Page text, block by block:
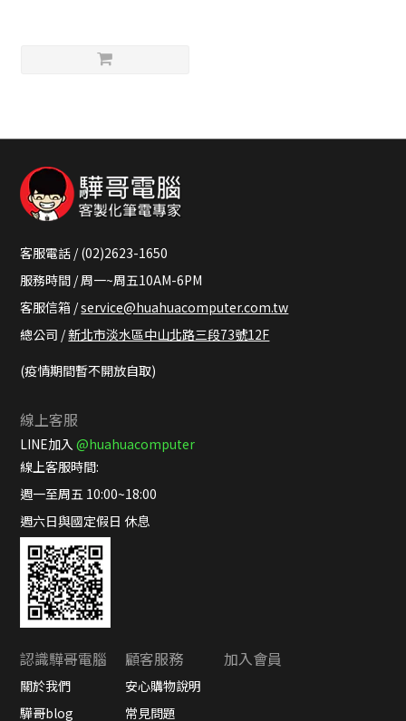
客服電話 / (02)2623-1650
服務時間 / 周一~周五10AM-6PM
客服信箱 /service@huahuacomputer.com.tw
總公司 /新北市淡水區中山北路三段73號12F
(疫情期間暫不開放自取)
線上客服
LINE加入@huahuacomputer
線上客服時間:
週一至周五 10:00~18:00
週六日與國定假日 休息
認識驊哥電腦
關於我們
驊哥blog
顧客服務
安心購物說明
常見問題
加入會員